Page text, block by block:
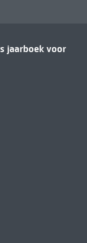
jaarboek voor